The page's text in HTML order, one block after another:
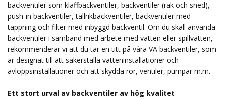
backventiler som klaffbackventiler, backventiler (rak och sned),
push-in backventiler, tallrikbackventiler, backventiler med
tappning och filter med inbyggd backventil. Om du skall använda
backventiler i samband med arbete med vatten eller spillvatten,
rekommenderar vi att du tar en titt på våra VA backventiler, som
är designat till att säkerställa vatteninstallationer och
avloppsinstallationer och att skydda rör, ventiler, pumpar m.m.
Ett stort urval av backventiler av hög kvalitet